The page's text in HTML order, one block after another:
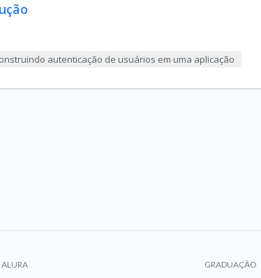
autenticação de usuários em uma aplicação
ALURA
GRADUAÇÃO